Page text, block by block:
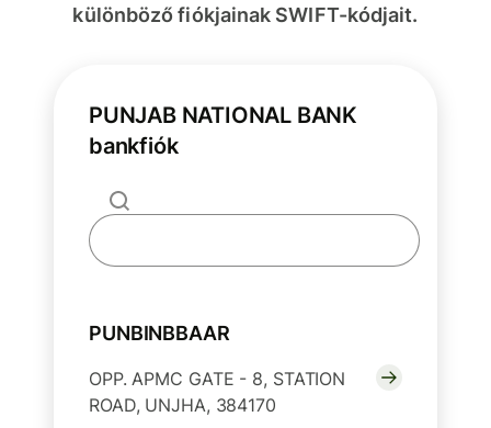
különböző fiókjainak SWIFT-kódjait.
PUNJAB NATIONAL BANK
bankfiók
PUNBINBBAAR
OPP. APMC GATE - 8, STATION
ROAD, UNJHA, 384170